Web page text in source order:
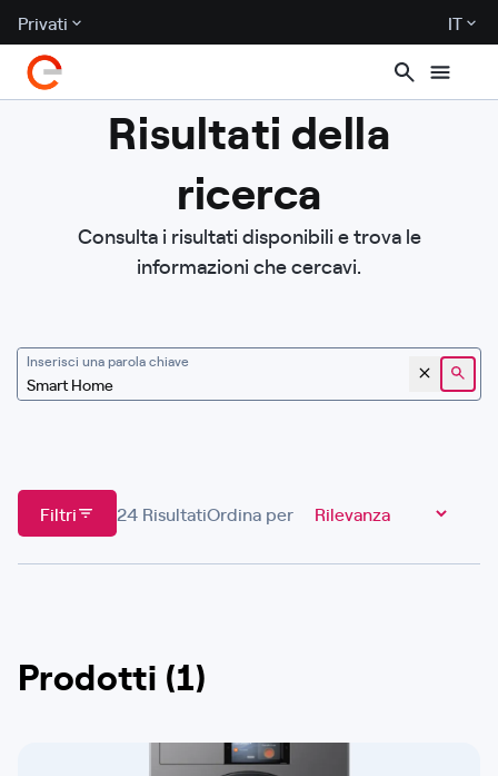
Privati IT
Risultati della
ricerca
Consulta i risultati disponibili e trova le
informazioni che cercavi.
Inserisci una parola chiave
Filtri 24 RisultatiOrdina per
Prodotti (1)